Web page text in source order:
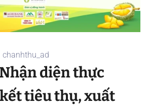
chanhthu_ad
diện thực
tiêu thụ, xuất